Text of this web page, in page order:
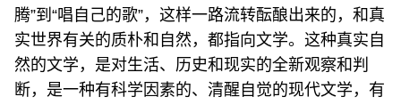
腾”到“唱自己的歌”，这样一路流转酝酿出来的，和真
实世界有关的质朴和自然，都指向文学。这种真实自
然的文学，是对生活、历史和现实的全新观察和判
断，是一种有科学因素的、清醒自觉的现代文学，有